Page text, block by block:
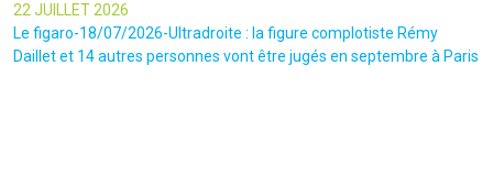
22 JUILLET 2026
Le figaro-18/07/2026-Ultradroite : la figure complotiste Rémy
Daillet et 14 autres personnes vont être jugés en septembre à Paris